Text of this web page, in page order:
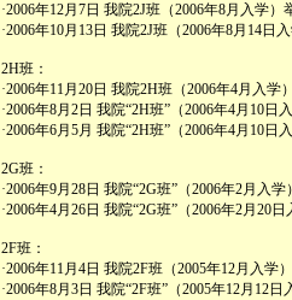
·2006年12月7日 我院2J班（2006年8月入学
·2006年10月13日 我院2J班（2006年8月14日
2H班：
·2006年11月20日 我院2H班（2006年4月入学
·2006年8月2日 我院“2H班”（2006年4月10
·2006年6月5月 我院“2H班”（2006年4月10
2G班：
·2006年9月28日 我院“2G班”（2006年2月入
·2006年4月26日 我院“2G班”（2006年2月20
2F班：
·2006年11月4日 我院2F班（2005年12月入
·2006年8月3日 我院“2F班”（2005年12月12